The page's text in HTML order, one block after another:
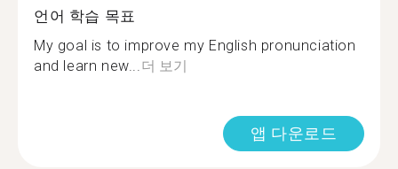
언어 학습 목표
My goal is to improve my English pronunciation
and learn new...더 보기
앱 다운로드